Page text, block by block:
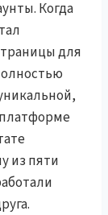
Когда
для
из пяти